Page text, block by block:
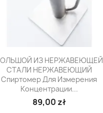
Быстрый просмотр
ИЗ НЕРЖАВЕЮЩЕЙ
СТАЛИ НЕРЖАВЕЮЩИЙ
Спиртомер Для Измерения
Концентрации...
89,00 zł